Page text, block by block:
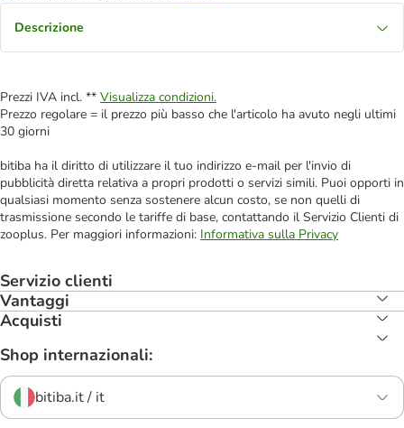
Descrizione
Prezzi IVA incl. ** Visualizza condizioni.
Prezzo regolare = il prezzo più basso che l'articolo ha avuto negli ultimi
30 giorni
bitiba ha il diritto di utilizzare il tuo indirizzo e-mail per l'invio di
pubblicità diretta relativa a propri prodotti o servizi simili. Puoi opporti in
qualsiasi momento senza sostenere alcun costo, se non quelli di
trasmissione secondo le tariffe di base, contattando il Servizio Clienti di
zooplus. Per maggiori informazioni: Informativa sulla Privacy
Servizio clienti
Vantaggi
Acquisti
Shop internazionali:
bitiba.it / it